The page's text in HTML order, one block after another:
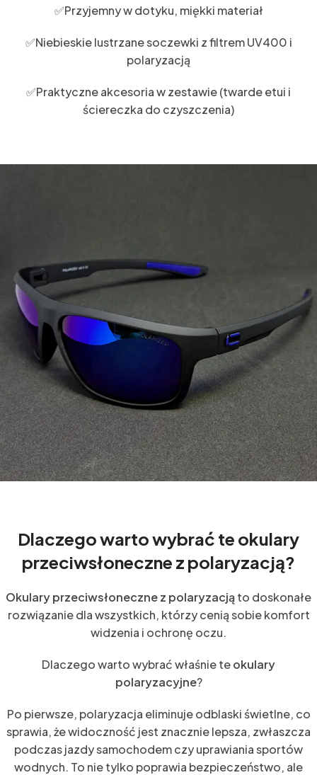
✅Przyjemny w dotyku, miękki materiał
✅Niebieskie lustrzane soczewki z filtrem UV400 i
polaryzacją
✅Praktyczne akcesoria w zestawie (twarde etui i
ściereczka do czyszczenia)
Dlaczego warto wybrać te okulary
przeciwsłoneczne z polaryzacją?
Okulary przeciwsłoneczne z polaryzacjąto doskonałe
rozwiązanie dla wszystkich, którzy cenią sobie komfort
widzenia i ochronę oczu.
Dlaczego warto wybrać właśnie teokulary
polaryzacyjne?
Po pierwsze, polaryzacja eliminuje odblaski świetlne, co
sprawia, że widoczność jest znacznie lepsza, zwłaszcza
podczas jazdy samochodem czy uprawiania sportów
wodnych. To nie tylko poprawia bezpieczeństwo, ale